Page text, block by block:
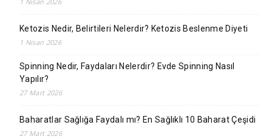
Ketozis Nedir, Belirtileri Nelerdir? Ketozis Beslenme Diyeti
1 Nisan 2026
Spinning Nedir, Faydaları Nelerdir? Evde Spinning Nasıl
Yapılır?
27 Mart 2026
Baharatlar Sağlığa Faydalı mı? En Sağlıklı 10 Baharat Çeşidi
27 Mart 2026